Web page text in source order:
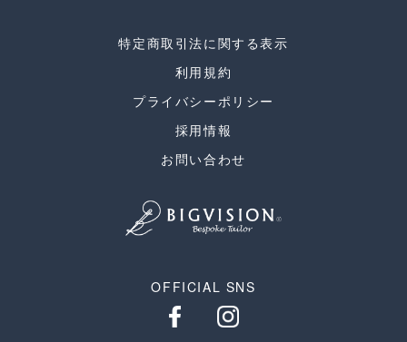
特定商取引法に関する表示
利用規約
プライバシーポリシー
採用情報
お問い合わせ
OFFICIAL SNS